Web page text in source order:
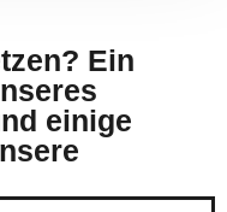
Ein
einige